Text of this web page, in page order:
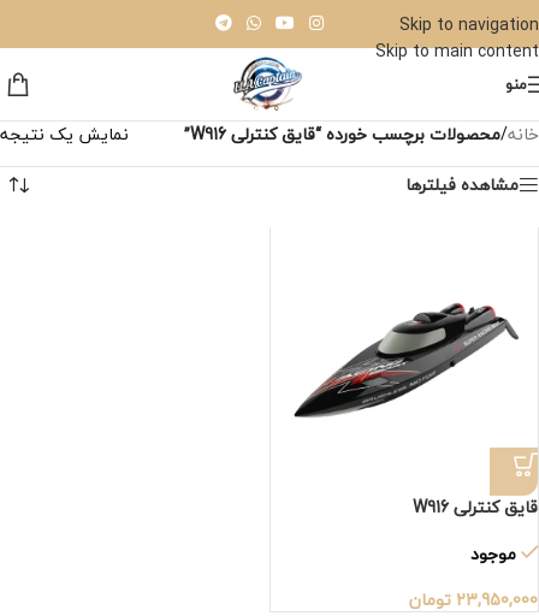
Skip to navigation
Skip to main content
منو
خانه/محصولات برچسب خورده “قایق کنترلی W916”
نمایش یک نتیجه
مشاهده فیلترها
قایق کنترلی W916
موجود
23,950,000 تومان